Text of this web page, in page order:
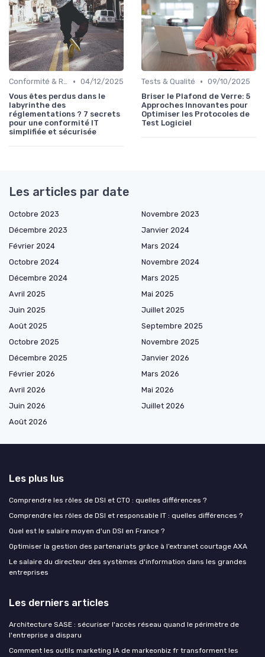
Conformité & Réglementations • 04/12/2025
Vous êtes perdus dans le
labyrinthe des
réglementations ? 7 secrets
pour une conformité IT
simplifiée et sécurisée
Tests & Qualité • 09/10/2025
Briser le Plafond de Verre: 5
Approches Innovantes pour
Optimiser les Protocoles de
Test Logiciel
Les articles par date
Octobre 2023
Novembre 2023
Décembre 2023
Janvier 2024
Février 2024
Mars 2024
Octobre 2024
Novembre 2024
Décembre 2024
Mars 2025
Avril 2025
Mai 2025
Juin 2025
Juillet 2025
Août 2025
Septembre 2025
Octobre 2025
Novembre 2025
Décembre 2025
Janvier 2026
Février 2026
Mars 2026
Avril 2026
Mai 2026
Juin 2026
Juillet 2026
Août 2026
Les plus lus
Comprendre les rôles de DSI et CTO : quelles différences ?
Comprendre les rôles de DSI et responsable IT : quelles différences ?
Quel est le salaire moyen d'un DSI en France ?
Optimiser la gestion des partenariats grâce à l’extranet courtage AXA
Le salaire du directeur des systèmes d'information dans les grandes
entreprises
Les derniers articles
Architecture SASE : sécuriser l'accès réseau quand le périmètre de
l'entreprise a disparu
Comment les outils marketing IA de markeonbiz fr transforment les